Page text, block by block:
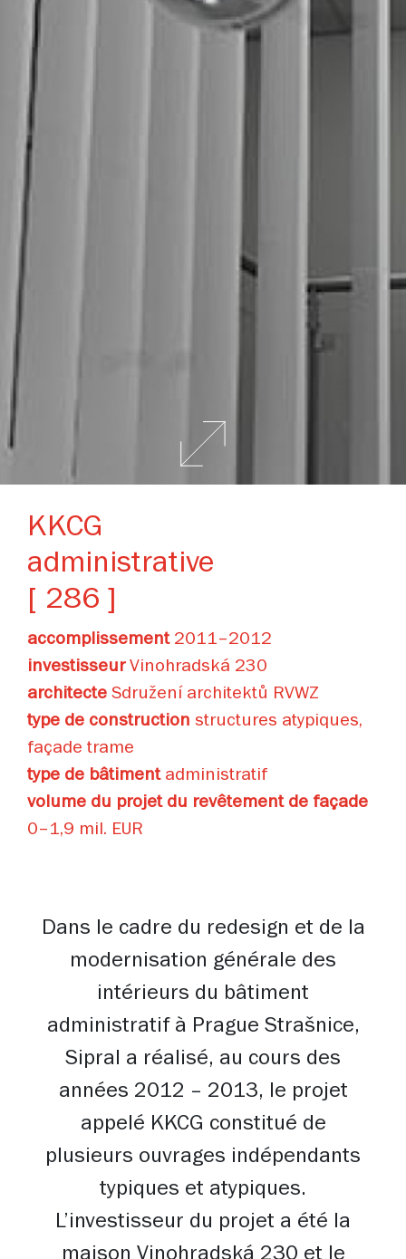
KKCG
administrative
[ 286 ]
accomplissement2011–2012
investisseurVinohradská 230
architecte Sdružení architektů RVWZ
type de construction structures atypiques,
façade trame
type de bâtimentadministratif
volume du projet du revêtement de façade
0–1,9 mil. EUR
Dans le cadre du redesign et de la
modernisation générale des
intérieurs du bâtiment
administratif à Prague Strašnice,
Sipral a réalisé, au cours des
années 2012 – 2013, le projet
appelé KKCG constitué de
plusieurs ouvrages indépendants
typiques et atypiques.
L’investisseur du projet a été la